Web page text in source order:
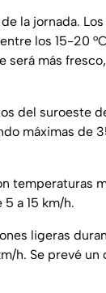
la jornada.
los 15-20
será más
del suroeste
máximas de
temperaturas
a 15 km/h.
ligeras
h. Se prevé